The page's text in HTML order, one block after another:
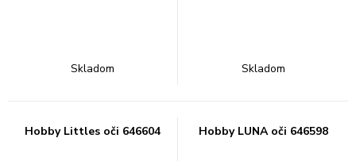
Skladom Skladom
Hobby Littles oči 646604 Hobby LUNA oči 646598